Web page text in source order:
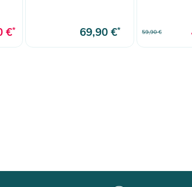
€* 69,90 €* 59,90 €